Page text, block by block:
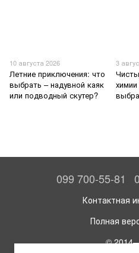
10 августа 2026
Летние приключения: что
выбрать – надувной каяк
или подводный скутер?
3
099 700-55-81
Контактная
Полная
©